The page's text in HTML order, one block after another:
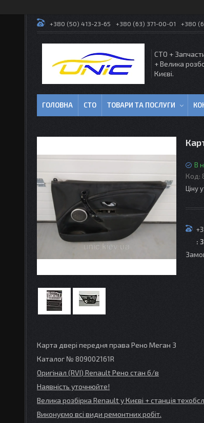
+380 (50) 413-23-65 +380 (63) 371-00-01 +380
СТО +
+ Велика
Києві.
ГОЛОВНА СТО ТОВАРИ ТА ПОСЛУГИ
В
Код:
Ціну
:
Карта двері передня права Рено Меган 3
Каталог № 809002161R
Оригінал (RVI) RenaultРено стан б/в
Наявність уточнюйте!
Велика розбірка Renaultу Києві + станція
Виконуємо всі види ремонтних робіт.